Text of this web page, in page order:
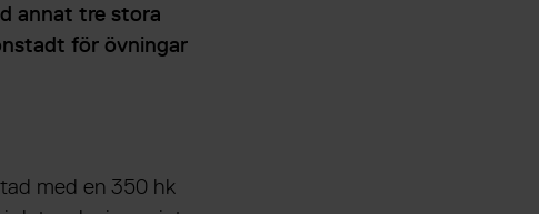
annat tre stora
för övningar
med en 350 hk